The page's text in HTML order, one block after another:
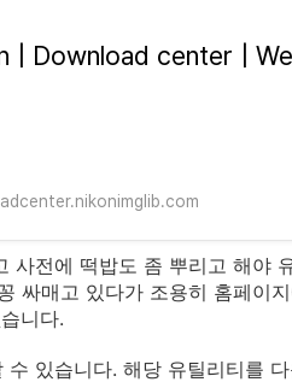
사전에 떡밥도 좀 뿌리고 해야
싸매고 있다가 조용히 홈페이
니다.
있습니다. 해당 유틸리티를